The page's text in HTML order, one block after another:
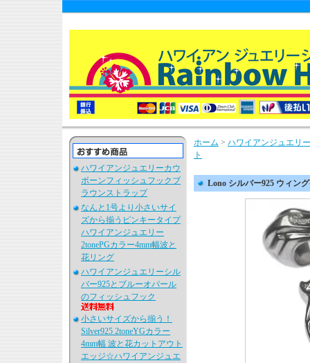
ハワイアンジュエリーカウ
ボーンフィッシュフックブ
ラウンストラップ
なんと1号より小さいサイ
ズから揃うピンキータイプ
ハワイアンジュエリー
2tonePGカラー4mm幅波と
花リング
ハワイアンジュエリーシル
バー925とブルーオパール
のフィッシュフック
小さいサイズから揃う！
Silver925 2toneYGカラー
4mm幅 波と花カットアウト
エッジ☆ハワイアンジュエ
ホーム > ハワイアンジュエリ
ト
Lono シルバー925 ウィン